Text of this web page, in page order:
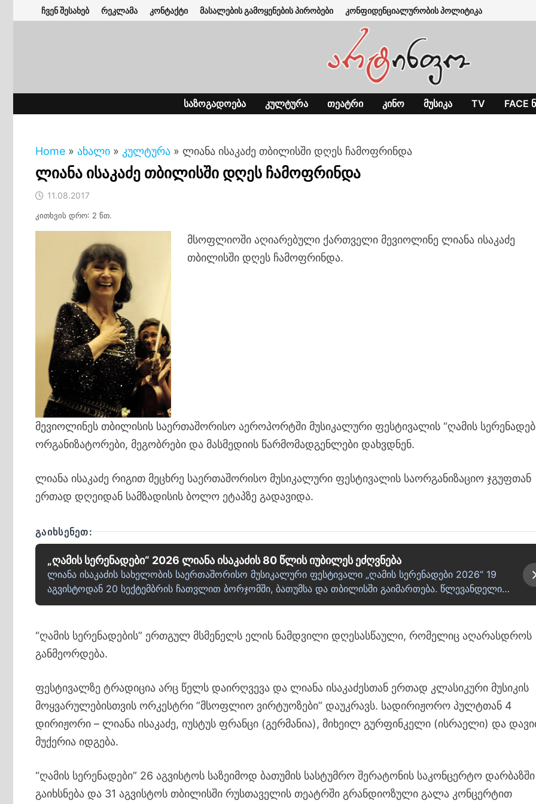
to
ჩვენ შესახებ რეკლამა კონტაქტი მასალების გამოყენების პირობები კონფიდენციალურობის პოლიტიკა
ᲡᲐᲖᲝᲒᲐᲓᲝᲔᲑᲐ ᲙᲣᲚᲢᲣᲠᲐ ᲗᲔᲐᲢᲠᲘ ᲙᲘᲜᲝ ᲛᲣᲡᲘᲙᲐ TV FACE
Home » ახალი » კულტურა » ლიანა ისაკაძე თბილისში დღეს ჩამოფრინდა
ლიანა ისაკაძე თბილისში დღეს ჩამოფრინდა
11.08.2017
კითხვის დრო: 2 წთ.
მსოფლიოში აღიარებული ქართველი მევიოლინე ლიანა ისაკაძე
თბილისში დღეს ჩამოფრინდა.
მევიოლინეს თბილისის საერთაშორისო აეროპორტში მუსიკალური ფესტივალის “ღამის
ორგანიზატორები, მეგობრები და მასმედიის წარმომადგენლები დახვდნენ.
ლიანა ისაკაძე რიგით მეცხრე საერთაშორისო მუსიკალური ფესტივალის საორგანიზაციო ჯგუფთან
ერთად დღეიდან სამზადისის ბოლო ეტაპზე გადავიდა.
ᲒᲐᲘᲮᲡᲔᲜᲔᲗ:
„ღამის სერენადები“ 2026 ლიანა ისაკაძის 80 წლის იუბილეს ეძღვნება
ლიანა ისაკაძის სახელობის საერთაშორისო მუსიკალური ფესტივალი „ღამის სერენადები 2026“ 19
აგვისტოდან 20 სექტემბრის ჩათვლით ბორჯომში, ბათუმსა და თბილისში გაიმართება. წლევანდელი…
“ღამის სერენადების” ერთგულ მსმენელს ელის ნამდვილი დღესასწაული, რომელიც აღარასდროს
განმეორდება.
ფესტივალზე ტრადიცია არც წელს დაირღვევა და ლიანა ისაკაძესთან ერთად კლასიკური მუსიკის
მოყვარულებისთვის ორკესტრი ”მსოფლიო ვირტუოზები” დაუკრავს. სადირიჟორო პულტთან 4
დირიჟორი – ლიანა ისაკაძე, იუსტუს ფრანცი (გერმანია), მიხეილ გურფინკელი (ისრაელი) და
მუქერია იდგება.
“ღამის სერენადები” 26 აგვისტოს საზეიმოდ ბათუმის სასტუმრო შერატონის საკონცერტო დარბაზში
გაიხსნება და 31 აგვისტოს თბილისში რუსთაველის თეატრში გრანდიოზული გალა კონცერტით